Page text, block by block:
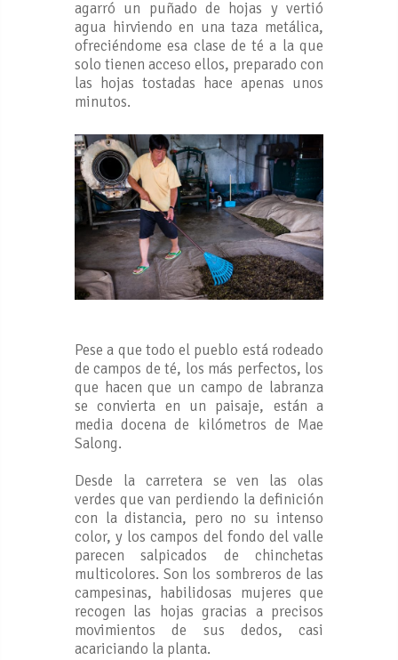
agarró un puñado de hojas y vertió
agua hirviendo en una taza metálica,
ofreciéndome esa clase de té a la que
solo tienen acceso ellos, preparado con
las hojas tostadas hace apenas unos
minutos.
Pese a que todo el pueblo está rodeado
de campos de té, los más perfectos, los
que hacen que un campo de labranza
se convierta en un paisaje, están a
media docena de kilómetros de Mae
Salong.
Desde la carretera se ven las olas
verdes que van perdiendo la definición
con la distancia, pero no su intenso
color, y los campos del fondo del valle
parecen salpicados de chinchetas
multicolores. Son los sombreros de las
campesinas, habilidosas mujeres que
recogen las hojas gracias a precisos
movimientos de sus dedos, casi
acariciando la planta.